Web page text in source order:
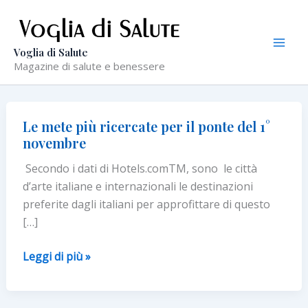
contenuto
Voglia di Salute
Magazine di salute e benessere
Le mete più ricercate per il ponte del 1°
novembre
Secondo i dati di Hotels.comTM, sono le città
d’arte italiane e internazionali le destinazioni
preferite dagli italiani per approfittare di questo
[…]
Le
Leggi di più »